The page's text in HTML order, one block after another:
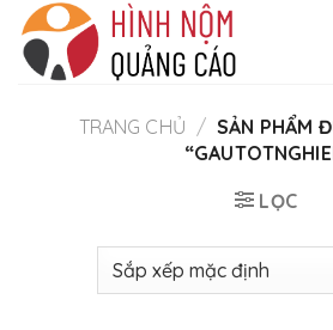
Skip
content
TRANG CHỦ / SẢN PHẨM
LỌC